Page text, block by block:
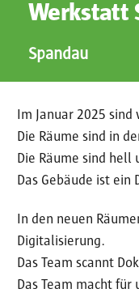
Werkstatt
Spandau
Im Januar 2025
Die Räume sind in
Die Räume sind hell
Das Gebäude ist ein
In den neuen
Digitalisierung.
Das Team scannt
Das Team macht für